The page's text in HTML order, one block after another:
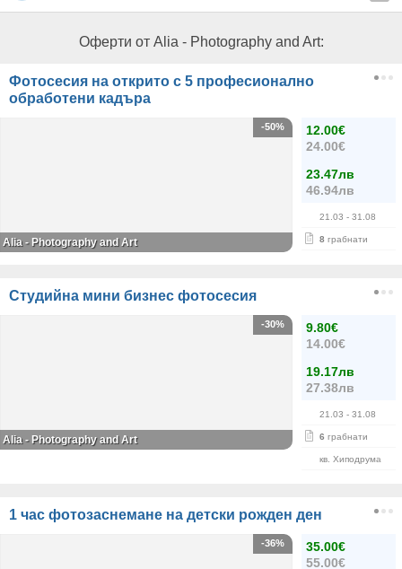
Оферти от Alia - Photography and Art:
Фотосесия на открито с 5 професионално
обработени кадъра
12.00€
24.00€
23.47лв
46.94лв
21.03 - 31.08
8 грабнати
-50%
Alia - Photography and Art
Студийна мини бизнес фотосесия
9.80€
14.00€
19.17лв
27.38лв
21.03 - 31.08
6 грабнати
кв. Хиподрума
-30%
Alia - Photography and Art
1 час фотозаснемане на детски рожден ден
35.00€
55.00€
-36%